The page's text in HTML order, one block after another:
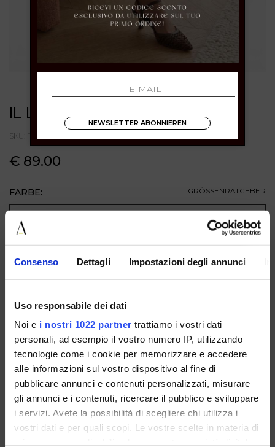
Consenso Dettagli Impostazioni degli annunci
Uso responsabile dei dati
Noi e i nostri 1022 partner trattiamo i vostri dati
personali, ad esempio il vostro numero IP, utilizzando
tecnologie come i cookie per memorizzare e accedere
alle informazioni sul vostro dispositivo al fine di
pubblicare annunci e contenuti personalizzati, misurare
gli annunci e i contenuti, ricercare il pubblico e sviluppare
i servizi. Avete la possibilità di scegliere chi utilizza i
vostri dati e per quali scopi. Le vostre scelte in materia di
IL LACCIO
SKU: F8221CAMOSCIOBROWN
€ 89.00
FARBE: GRÖSSENRATGEBER
ZUM WARENKORB HINZUFÜGEN
VERFÜGBAR IN
NEWSLETTER ABONNIEREN